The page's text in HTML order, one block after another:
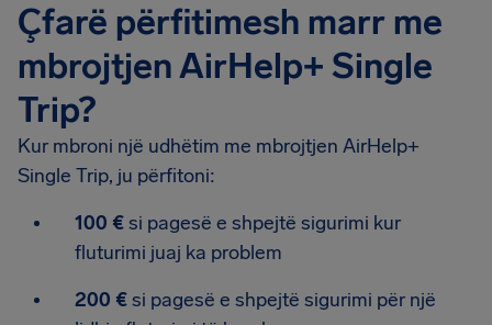
Çfarë përfitimesh marr me
mbrojtjen AirHelp+ Single
Trip?
Kur mbroni një udhëtim me mbrojtjen AirHelp+
Single Trip, ju përfitoni:
100 €si pagesë e shpejtë sigurimi kur
fluturimi juaj ka problem
200 €si pagesë e shpejtë sigurimi për një